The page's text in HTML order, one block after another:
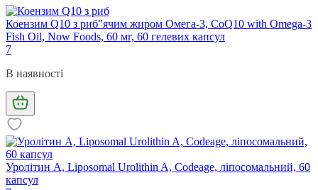
Коензим Q10 з риб"ячим жиром Омега-3, CoQ10 with Omega-3
Fish Oil, Now Foods, 60 мг, 60 гелевих капсул
7
В наявності
Уролітин А, Liposomal Urolithin A, Codeage, ліпосомальний, 60
капсул